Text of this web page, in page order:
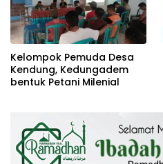
Kelompok Pemuda Desa
Kendung, Kedungadem
bentuk Petani Milenial